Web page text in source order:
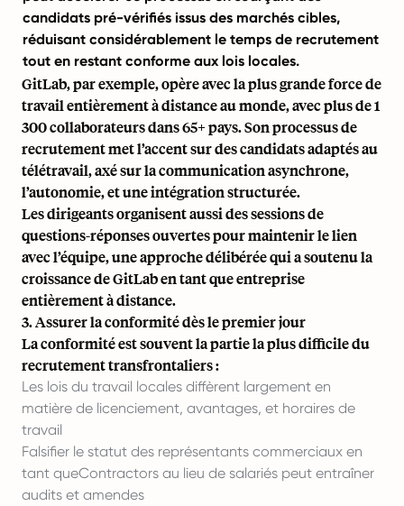
candidats pré-vérifiés issus des marchés cibles,
réduisant considérablement le temps de recrutement
tout en restant conforme aux lois locales.
GitLab, par exemple, opère avec la plus grande force de
travail entièrement à distance au monde, avec plus de 1
300 collaborateurs dans 65+ pays. Son processus de
recrutement met l’accent sur des candidats adaptés au
télétravail, axé sur la communication asynchrone,
l’autonomie, et une intégration structurée.
Les dirigeants organisent aussi des sessions de
questions-réponses ouvertes pour maintenir le lien
avec l’équipe, une approche délibérée qui a soutenu la
croissance de GitLab en tant queentreprise
entièrement à distance.
3. Assurer la conformité dès le premier jour
La conformité est souvent la partie la plus difficile du
recrutement transfrontaliers :
Les lois du travail locales diffèrent largement en
matière de licenciement, avantages, et horaires de
travail
Falsifier le statut des représentants commerciaux en
tant queContractors au lieu de salariés peut entraîner
audits et amendes